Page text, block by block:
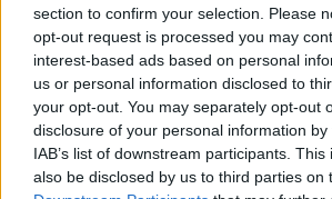
section to confirm your selection. Please
opt-out request is processed you may
interest-based ads based on personal
us or personal information disclosed to
your opt-out. You may separately opt-out
disclosure of your personal information
IAB’s list of downstream participants.
also be disclosed by us to third parties on
FIRENZE —
Multa da 160 euro per il ragazzo
professoressa. Ecco come è finita la bravata
spagnolo in gita scolastica a Firenze. Il
Signoria con la classe quando si era
Sabine. I due docenti che accompagnavano i
scendere ma i vigili erano già intervenuti
che una dei due docenti perché minorenne.
Contemporaneamente anche un altro